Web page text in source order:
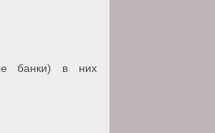
банки) в них